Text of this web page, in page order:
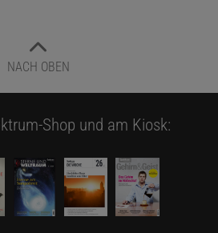
NACH OBEN
Shop und am Kiosk: